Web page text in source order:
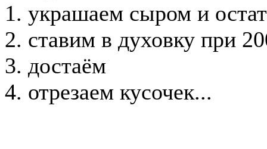
1. украшаем сыром и
2. ставим в духовку при
3. достаём
4. отрезаем кусочек...